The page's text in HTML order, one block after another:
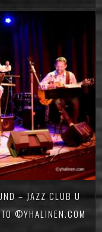
– JAZZ CLUB U
©YHALINEN.COM